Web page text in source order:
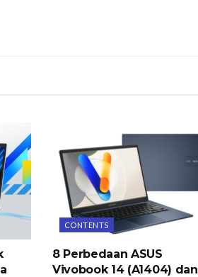
CONTENTS
8 Perbedaan ASUS
Vivobook 14 (A1404) dan